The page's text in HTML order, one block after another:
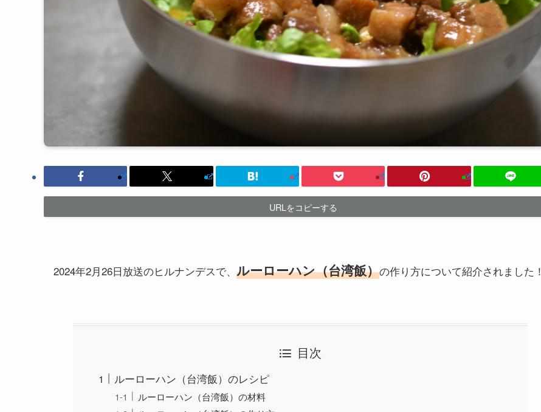
URLをコピーする
2024年2月26日放送のヒルナンデスで、 ルーローハン（台湾飯）の作り方について紹介されました！
目次
ルーローハン（台湾飯）のレシピ
ルーローハン（台湾飯）の材料